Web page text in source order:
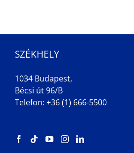
SZÉKHELY
1034 Budapest,
Bécsi út 96/B
Telefon: +36 (1) 666-5500